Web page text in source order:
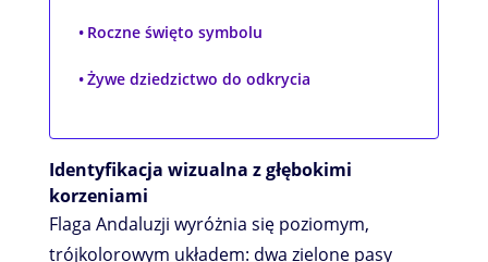
Roczne święto symbolu
Żywe dziedzictwo do odkrycia
Identyfikacja wizualna z głębokimi
korzeniami
Flaga Andaluzji wyróżnia się poziomym,
trójkolorowym układem: dwa zielone pasy